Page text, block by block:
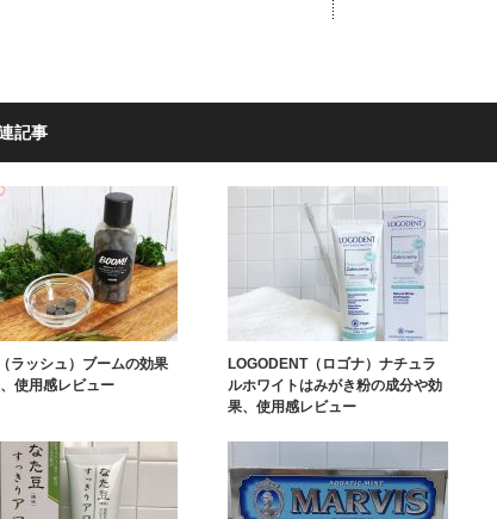
記事
ラッシュ）ブームの効果
使用感レビュー
LOGODENT（ロゴナ）ナチュラ
ルホワイトはみがき粉の成分や効
果、使用感レビュー